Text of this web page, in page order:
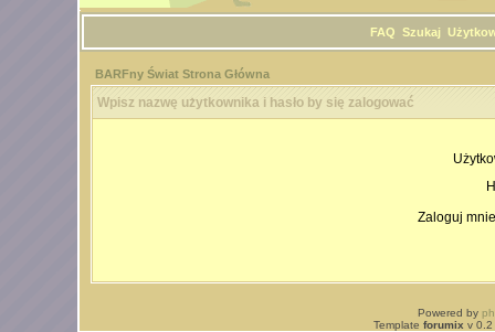
FAQ Szukaj
BARFny Świat Strona Główna
Wpisz nazwę użytkownika i hasło by się zalogować
Zaloguj
Powered by
Template forumix v 0.2